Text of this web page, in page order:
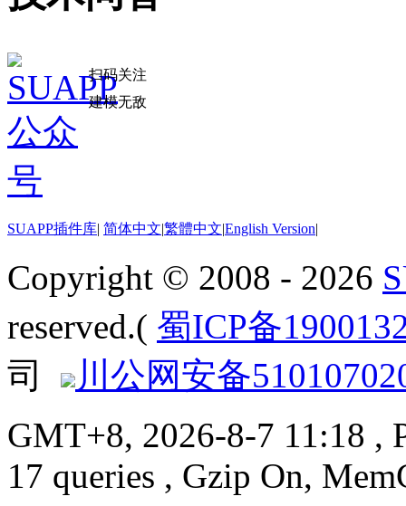
扫码关注
建模无敌
SUAPP插件库| 简体中文|繁體中文|English Version|
Copyright © 2008 - 2026
reserved.( 蜀ICP备
司
川公网安备
GMT+8, 2026-8-7 11:18 ,
17 queries , Gzip On,